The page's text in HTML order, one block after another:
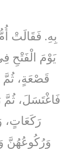
بِهِ. فَقَالَتْ
يَوْمَ الْفَتْحِ
قَصْعَةٍ، ثُمَّ
فَاغْتَسَلَ،
رَكَعَاتٍ،
وَرُكُوعُهُنَّ